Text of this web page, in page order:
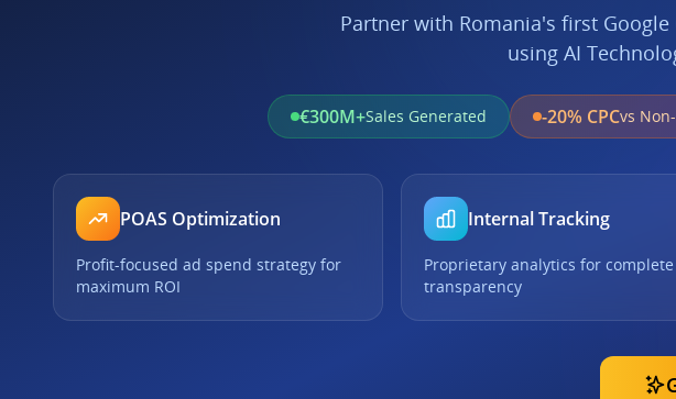
Partner with Romania's first Google
using AI
€300M+Sales Generated -20% CPCvs
POAS Optimization
Profit-focused ad spend strategy for
maximum ROI
Internal Tracking
Proprietary analytics for complete
transparency